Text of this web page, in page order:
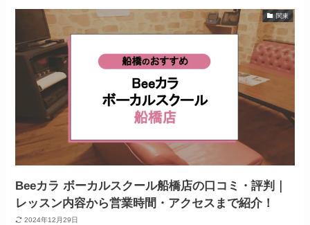
関東
Beeカラ ボーカルスクール船橋店の口コミ・評判｜
レッスン内容から営業時間・アクセスまで紹介！
2024年12月29日